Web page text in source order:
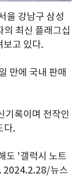
울 강남구 삼성
최신 플래그십
보고 있다.
만에 국내 판매
기록이며 전작인
다.
도 '갤럭시 노트
2024.2.28/뉴스